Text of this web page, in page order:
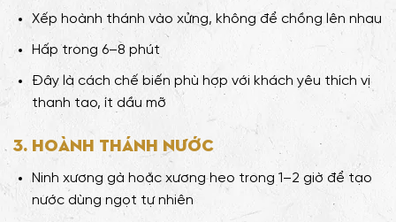
Xếp hoành thánh vào xửng, không để chồng lên nhau
Hấp trong 6–8 phút
Đây là cách chế biến phù hợp với khách yêu thích vị
thanh tao, ít dầu mỡ
3. Hoành thánh nước
Ninh xương gà hoặc xương heo trong 1–2 giờ để tạo
nước dùng ngọt tự nhiên